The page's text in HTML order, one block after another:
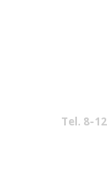
Tel. 8-